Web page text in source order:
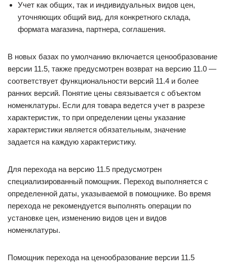
Учет как общих, так и индивидуальных видов цен,
уточняющих общий вид, для конкретного склада,
формата магазина, партнера, соглашения.
В новых базах по умолчанию включается ценообразование
версии 11.5, также предусмотрен возврат на версию 11.0 —
соответствует функциональности версий 11.4 и более
ранних версий. Понятие цены связывается с объектом
номенклатуры. Если для товара ведется учет в разрезе
характеристик, то при определении цены указание
характеристики является обязательным, значение
задается на каждую характеристику.
Для перехода на версию 11.5 предусмотрен
специализированный помощник. Переход выполняется с
определенной даты, указываемой в помощнике. Во время
перехода не рекомендуется выполнять операции по
установке цен, изменению видов цен и видов
номенклатуры.
Помощник перехода на ценообразование версии 11.5